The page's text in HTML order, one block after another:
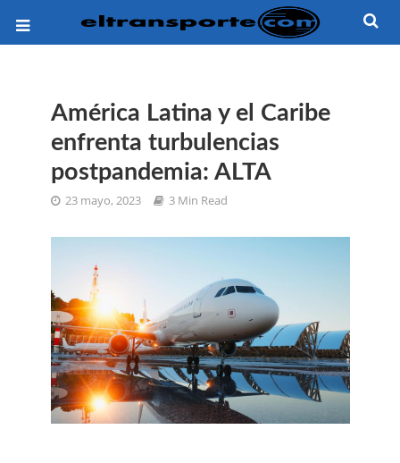
América Latina y el Caribe
enfrenta turbulencias
postpandemia: ALTA
23 mayo, 2023 3 Min Read